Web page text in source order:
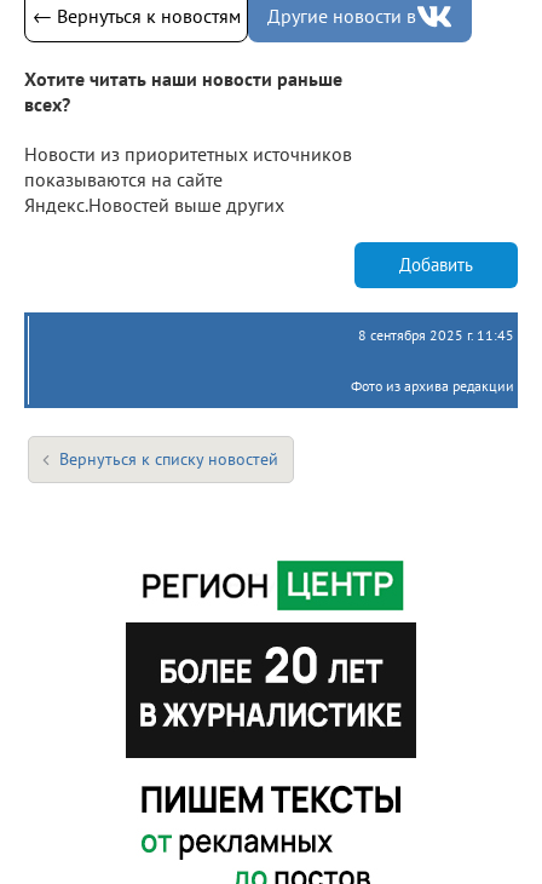
← Вернуться к новостям Другие новости в
Хотите читать наши новости раньше
всех?
Новости из приоритетных источников
показываются на сайте
Яндекс.Новостей выше других
Добавить
8 сентября 2025 г. 11:45
Фото из архива редакции
Вернуться к списку новостей